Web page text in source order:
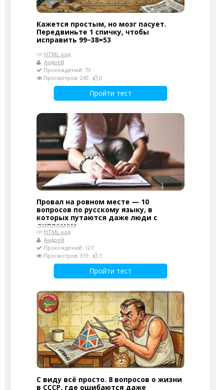
Кажется простым, но мозг пасует.
Передвиньте 1 спичку, чтобы
исправить 99−38=53
HTML-код
Андрей
Прохождений: 73
Просмотров: 243
0
Пройти тест
Провал на ровном месте — 10
вопросов по русскому языку, в
которых путаются даже люди с
дипломом
HTML-код
Андрей
Прохождений: 127
Просмотров: 319
1
Пройти тест
С виду всё просто. 8 вопросов о жизни
в СССР, где ошибаются даже